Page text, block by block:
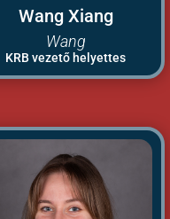
Wang Xiang
Wang
KRB vezető helyettes